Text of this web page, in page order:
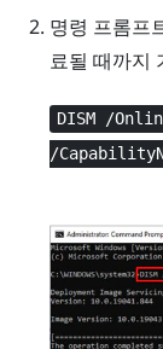
명령 프롬프
료될 때까지
DISM /
/